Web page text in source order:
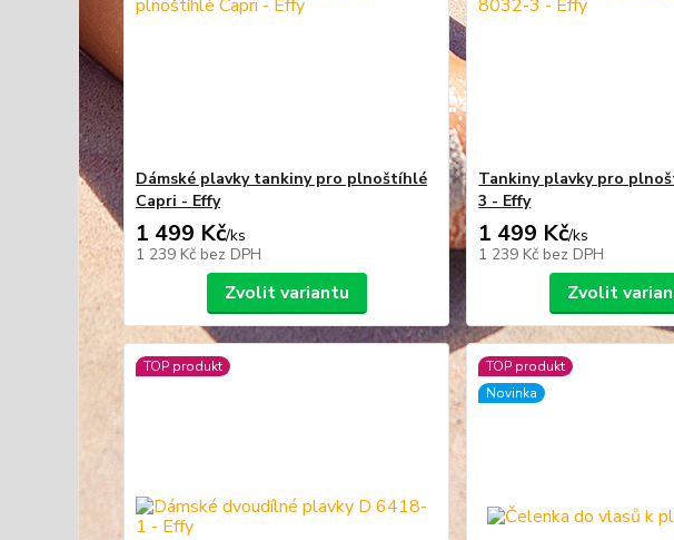
Dámské plavky tankiny pro plnoštíhlé
Capri - Effy
1 499 Kč/ks
1 239 Kč bez DPH
Zvolit variantu
Tankiny plavky pro
3 - Effy
1 499 Kč/ks
1 239 Kč bez DPH
Zvolit
TOP produkt
TOP produkt
Novinka